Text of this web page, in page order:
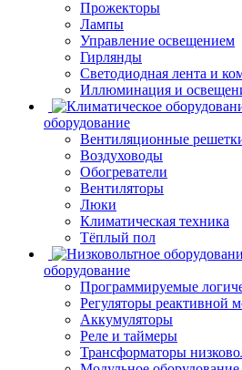
Прожекторы
Лампы
Управление освещением
Гирлянды
Светодиодная лента и
Иллюминация и
оборудование
Вентиляционные
Воздуховоды
Обогреватели
Вентиляторы
Люки
Климатическая техника
Тёплый пол
оборудование
Программируемые
Регуляторы реактивной
Аккумуляторы
Реле и таймеры
Трансформаторы